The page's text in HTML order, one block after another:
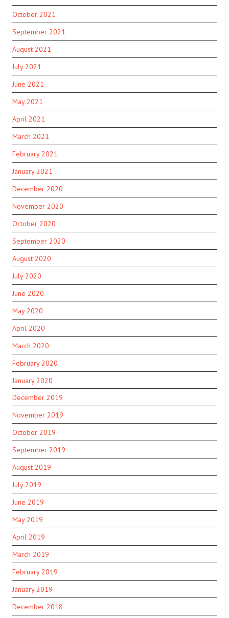
October 2021
September 2021
August 2021
July 2021
June 2021
May 2021
April 2021
March 2021
February 2021
January 2021
December 2020
November 2020
October 2020
September 2020
August 2020
July 2020
June 2020
May 2020
April 2020
March 2020
February 2020
January 2020
December 2019
November 2019
October 2019
September 2019
August 2019
July 2019
June 2019
May 2019
April 2019
March 2019
February 2019
January 2019
December 2018